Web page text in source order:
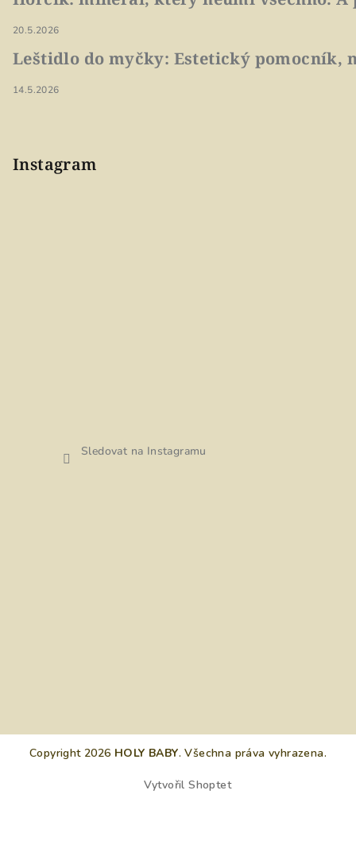
20.5.2026
Leštidlo do myčky: Estetický pomocník,
14.5.2026
Instagram
Sledovat na Instagramu
Copyright 2026 HOLY BABY. Všechna práva vyhrazena.
Vytvořil Shoptet